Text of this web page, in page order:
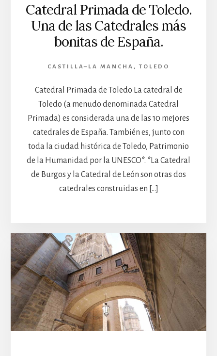
Catedral Primada de Toledo.
Una de las Catedrales más
bonitas de España.
CASTILLA–LA MANCHA ,TOLEDO
Catedral Primada de Toledo La catedral de
Toledo (a menudo denominada Catedral
Primada) es considerada una de las 10 mejores
catedrales de España. También es, junto con
toda la ciudad histórica de Toledo, Patrimonio
de la Humanidad por la UNESCO*. *La Catedral
de Burgos y la Catedral de León son otras dos
catedrales construidas en […]